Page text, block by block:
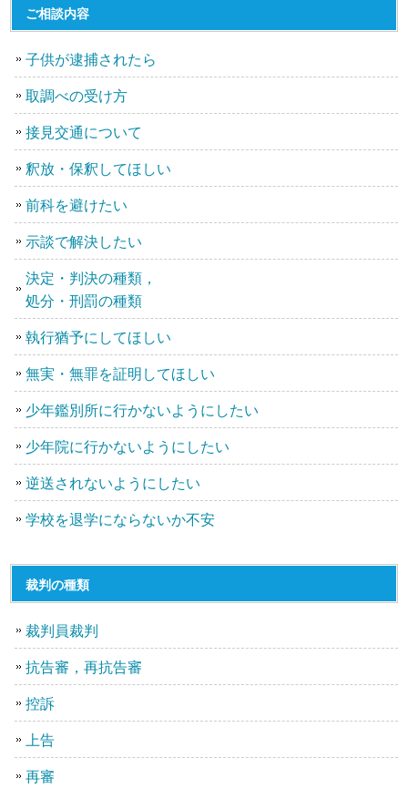
ご相談内容
子供が逮捕されたら
取調べの受け方
接見交通について
釈放・保釈してほしい
前科を避けたい
示談で解決したい
決定・判決の種類，
処分・刑罰の種類
執行猶予にしてほしい
無実・無罪を証明してほしい
少年鑑別所に行かないようにしたい
少年院に行かないようにしたい
逆送されないようにしたい
学校を退学にならないか不安
裁判の種類
裁判員裁判
抗告審，再抗告審
控訴
上告
再審